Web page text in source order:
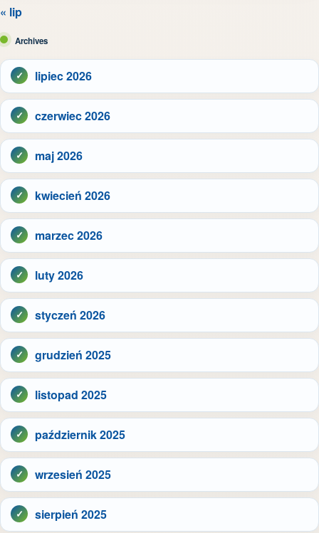
« lip
Archives
lipiec 2026
czerwiec 2026
maj 2026
kwiecień 2026
marzec 2026
luty 2026
styczeń 2026
grudzień 2025
listopad 2025
październik 2025
wrzesień 2025
sierpień 2025